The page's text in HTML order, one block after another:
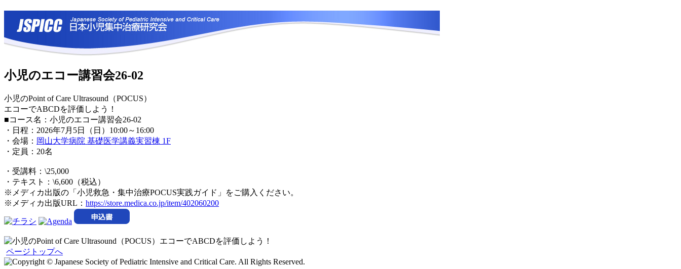
小児のエコー講習会26-02
小児のPoint of Care Ultrasound（POCUS）
エコーでABCDを評価しよう！
■コース名：小児のエコー講習会26-02
・日程：2026年7月5日（日）10:00～16:00
・会場： 岡山大学病院 基礎医学講義実習棟 1F
・定員：20名
・受講料：\25,000
・テキスト：\6,600（税込）
※メディカ出版の「小児救急・集中治療POCUS実践ガイド」をご購入ください。
※メディカ出版URL： https://store.medica.co.jp/item/402060200
ページトップへ